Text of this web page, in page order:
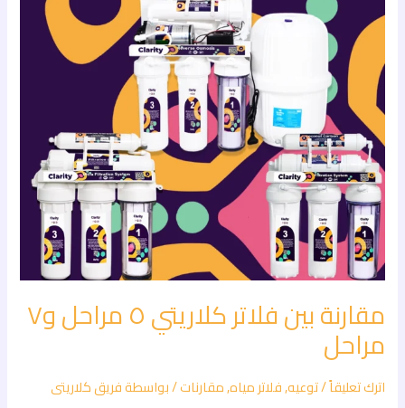
مقارنة بين فلاتر كلاريتي ٥ مراحل و٧
مراحل
اترك تعليقاً/توعيه,فلاتر مياه,مقارنات/ بواسطةفريق كلاريتى
٥
مراحل
و٧
مراحل